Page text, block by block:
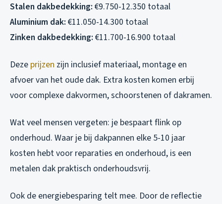
Stalen dakbedekking: €9.750-12.350 totaal
Aluminium dak: €11.050-14.300 totaal
Zinken dakbedekking: €11.700-16.900 totaal
Deze prijzen zijn inclusief materiaal, montage en
afvoer van het oude dak. Extra kosten komen erbij
voor complexe dakvormen, schoorstenen of dakramen.
Wat veel mensen vergeten: je bespaart flink op
onderhoud. Waar je bij dakpannen elke 5-10 jaar
kosten hebt voor reparaties en onderhoud, is een
metalen dak praktisch onderhoudsvrij.
Ook de energiebesparing telt mee. Door de reflectie